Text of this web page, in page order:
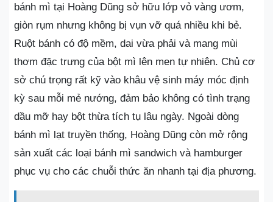
bánh mì tại Hoàng Dũng sở hữu lớp vỏ vàng ươm,
giòn rụm nhưng không bị vụn vỡ quá nhiều khi bẻ.
Ruột bánh có độ mềm, dai vừa phải và mang mùi
thơm đặc trưng của bột mì lên men tự nhiên. Chủ cơ
sở chú trọng rất kỹ vào khâu vệ sinh máy móc định
kỳ sau mỗi mẻ nướng, đảm bảo không có tình trạng
dầu mỡ hay bột thừa tích tụ lâu ngày. Ngoài dòng
bánh mì lạt truyền thống, Hoàng Dũng còn mở rộng
sản xuất các loại bánh mì sandwich và hamburger
phục vụ cho các chuỗi thức ăn nhanh tại địa phương.